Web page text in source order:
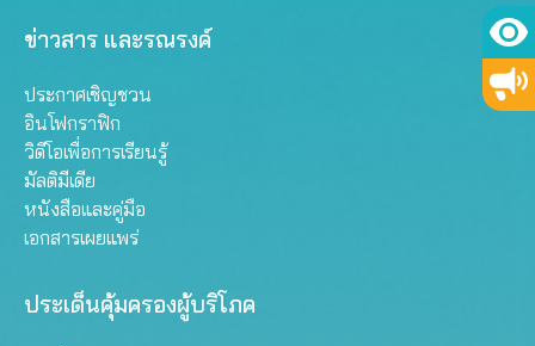
ข่าวสาร และรณรงค์
ประกาศเชิญชวน
อินโฟกราฟิก
วิดีโอเพื่อการเรียนรู้
มัลติมีเดีย
หนังสือและคู่มือ
เอกสารเผยแพร่
ประเด็นคุ้มครองผู้บริโภค